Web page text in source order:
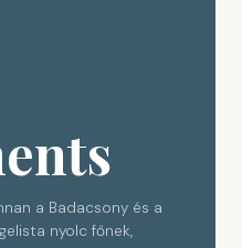
a Badacsony és a
nyolc főnek,